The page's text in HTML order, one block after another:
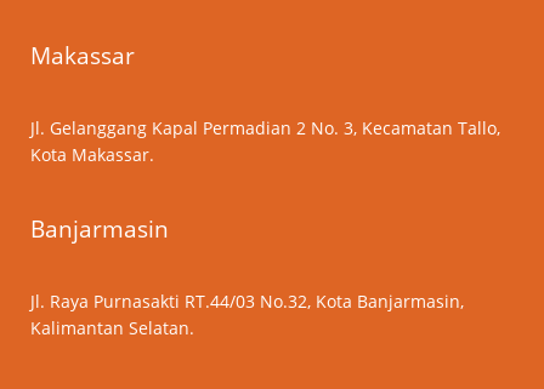
Makassar
Jl. Gelanggang Kapal Permadian 2 No. 3, Kecamatan Tallo,
Kota Makassar.
Banjarmasin
Jl. Raya Purnasakti RT.44/03 No.32, Kota Banjarmasin,
Kalimantan Selatan.